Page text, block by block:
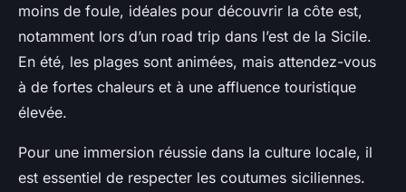
moins de foule, idéales pour découvrir la côte est,
notamment lors d’un road trip dans l’est de la Sicile.
En été, les plages sont animées, mais attendez-vous
à de fortes chaleurs et à une affluence touristique
élevée.
Pour une immersion réussie dans la culture locale, il
est essentiel de respecter les coutumes siciliennes.